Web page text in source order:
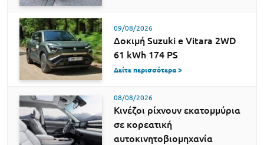
09/08/2026
Δοκιμή Suzuki e Vitara 2WD
61 kWh 174 PS
Δείτε περισσότερα >
08/08/2026
Κινέζοι ρίχνουν εκατομμύρια
σε κορεατική
αυτοκινητοβιομηχανία